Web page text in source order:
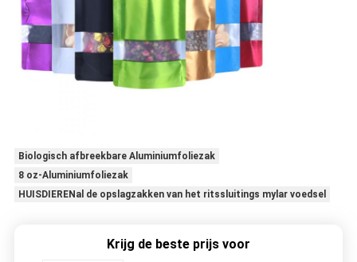
Biologisch afbreekbare Aluminiumfoliezak
8 oz-Aluminiumfoliezak
HUISDIERENal de opslagzakken van het ritssluitings mylar voedsel
Krijg de beste prijs voor